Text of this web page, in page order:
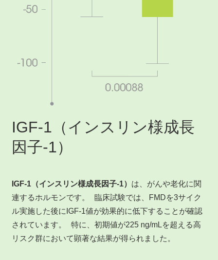
IGF-1（インスリン様成長
因子-1）
IGF-1（インスリン様成長因子-1） は、がんや老化に関
連するホルモンです。 臨床試験では、FMDを3サイク
ル実施した後にIGF-1値が効果的に低下することが確認
されています。 特に、初期値が225 ng/mLを超える高
リスク群において顕著な結果が得られました。